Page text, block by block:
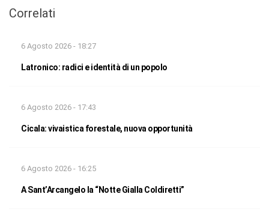
Correlati
6 Agosto 2026 - 18:27
Latronico: radici e identità di un popolo
6 Agosto 2026 - 17:43
Cicala: vivaistica forestale, nuova opportunità
6 Agosto 2026 - 16:25
A Sant’Arcangelo la “Notte Gialla Coldiretti”